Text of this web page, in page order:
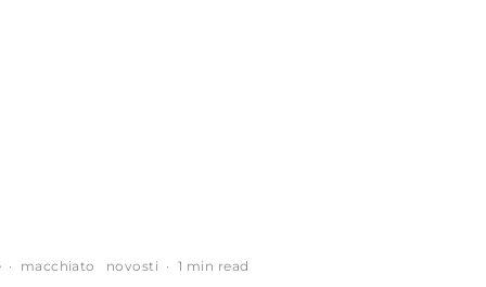
· macchiato novosti · 1 min read